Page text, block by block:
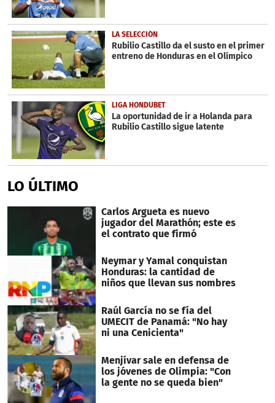
LA SELECCIÓN
Rubilio Castillo da el susto en el primer
entreno de Honduras en el Olímpico
LIGA HONDUBET
La oportunidad de ir a Holanda para
Rubilio Castillo sigue latente
LO ÚLTIMO
Carlos Argueta es nuevo
jugador del Marathón; este es
el contrato que firmó
Neymar y Yamal conquistan
Honduras: la cantidad de
niños que llevan sus nombres
Raúl García no se fía del
UMECIT de Panamá: "No hay
ni una Cenicienta"
Menjívar sale en defensa de
los jóvenes de Olimpia: "Con
la gente no se queda bien"